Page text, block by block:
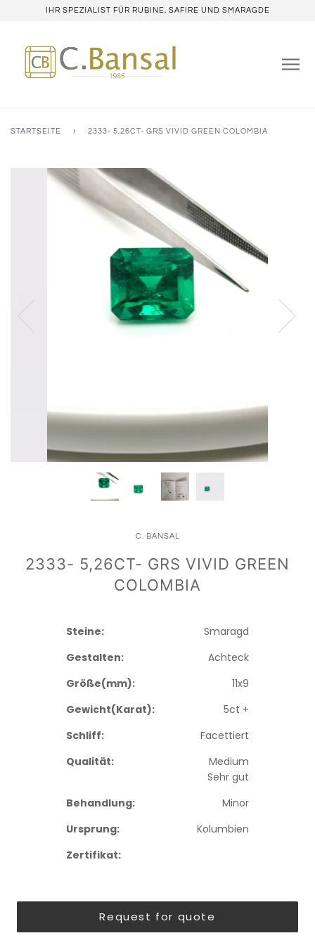
IHR SPEZIALIST FÜR RUBINE, SAFIRE UND SMARAGDE
STARTSEITE › 2333- 5,26CT- GRS VIVID GREEN COLOMBIA
C. BANSAL
2333- 5,26CT- GRS VIVID GREEN
COLOMBIA
Steine:
Smaragd
Gestalten:
Achteck
Größe(mm):
11x9
Gewicht(Karat):
5ct +
Schliff:
Facettiert
Qualität:
Medium
Sehr gut
Behandlung:
Minor
Ursprung:
Kolumbien
Zertifikat:
Request for quote